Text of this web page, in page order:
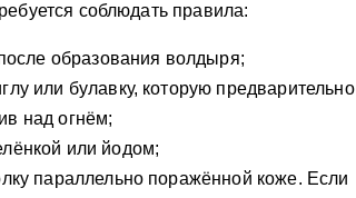
соблюдать правила:
образования волдыря;
или булавку, которую предварительно
над огнём;
или йодом;
параллельно поражённой коже. Если